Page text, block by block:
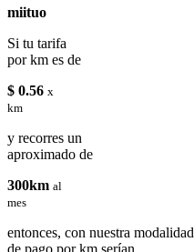
miituo
Si tu tarifa
por km es de
$ 0.56 x
km
y recorres un
aproximado de
300km al
mes
entonces, con nuestra modalidad
de pago por km serían